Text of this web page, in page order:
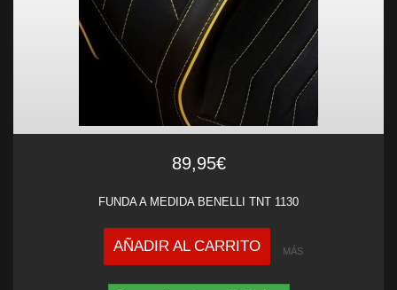
89,95€
FUNDA A MEDIDA BENELLI TNT 1130
AÑADIR AL CARRITO MÁS